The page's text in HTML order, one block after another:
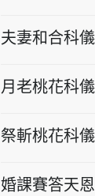
夫妻和合科儀
月老桃花科儀
祭斬桃花科儀
婚課賽答天恩